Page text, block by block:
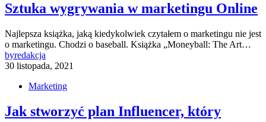
Sztuka wygrywania w marketingu Online
Najlepsza książka, jaką kiedykolwiek czytałem o marketingu nie jest
o marketingu. Chodzi o baseball. Książka „Moneyball: The Art…
byredakcja
30 listopada, 2021
Marketing
Jak stworzyć plan Influencer, który